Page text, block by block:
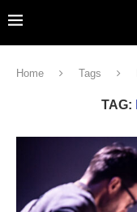
Home Tags
TAG: